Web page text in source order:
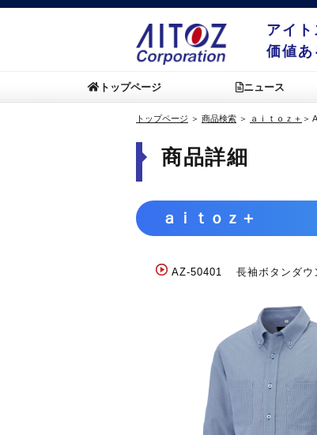
アイ
価値
トップページ ニュース
トップページ ＞ 商品検索 ＞ ａｉｔｏｚ＋ ＞
商品詳細
ａｉｔｏｚ＋
AZ-50401 長袖ボタンダウ